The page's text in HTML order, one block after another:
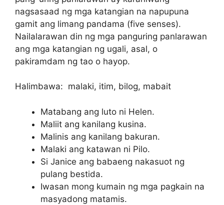
nagsasaad ng mga katangian na napupuna
gamit ang limang pandama (five senses).
Nailalarawan din ng mga panguring panlarawan
ang mga katangian ng ugali, asal, o
pakiramdam ng tao o hayop.
Halimbawa: malaki, itim, bilog, mabait
Matabang ang luto ni Helen.
Maliit ang kanilang kusina.
Malinis ang kanilang bakuran.
Malaki ang katawan ni Pilo.
Si Janice ang babaeng nakasuot ng
pulang bestida.
Iwasan mong kumain ng mga pagkain na
masyadong matamis.